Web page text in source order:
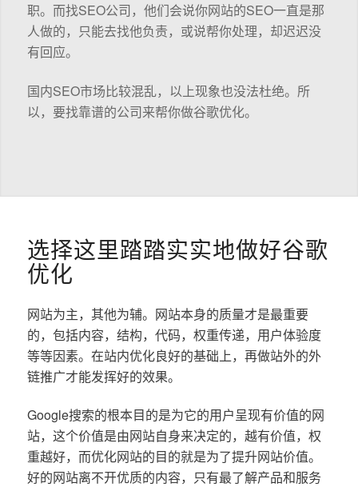
职。而找SEO公司，他们会说你网站的SEO一直是那
人做的，只能去找他负责，或说帮你处理，却迟迟没
有回应。
国内SEO市场比较混乱，以上现象也没法杜绝。所
以，要找靠谱的公司来帮你做谷歌优化。
选择这里踏踏实实地做好谷歌
优化
网站为主，其他为辅。网站本身的质量才是最重要
的，包括内容，结构，代码，权重传递，用户体验度
等等因素。在站内优化良好的基础上，再做站外的外
链推广才能发挥好的效果。
Google搜索的根本目的是为它的用户呈现有价值的网
站，这个价值是由网站自身来决定的，越有价值，权
重越好，而优化网站的目的就是为了提升网站价值。
好的网站离不开优质的内容，只有最了解产品和服务